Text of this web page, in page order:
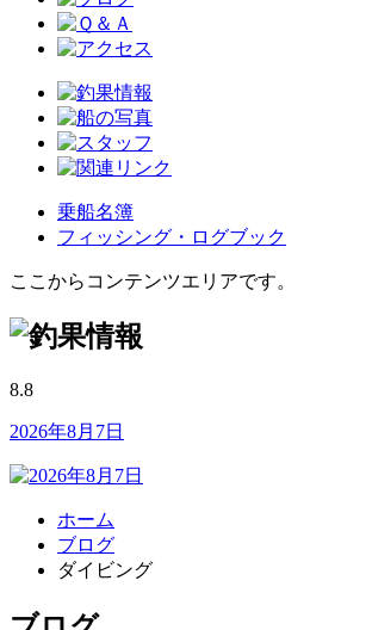
乗船名簿
フィッシング・ログブック
ここからコンテンツエリアです。
8.8
2026年8月7日
ホーム
ブログ
ダイビング